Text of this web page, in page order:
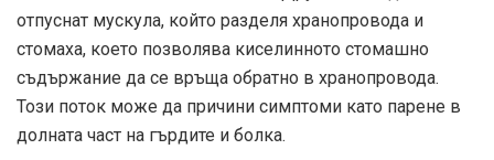
отпуснат мускула, който разделя хранопровода и
стомаха, което позволява киселинното стомашно
съдържание да се връща обратно в хранопровода.
Този поток може да причини симптоми като парене в
долната част на гърдите и болка.